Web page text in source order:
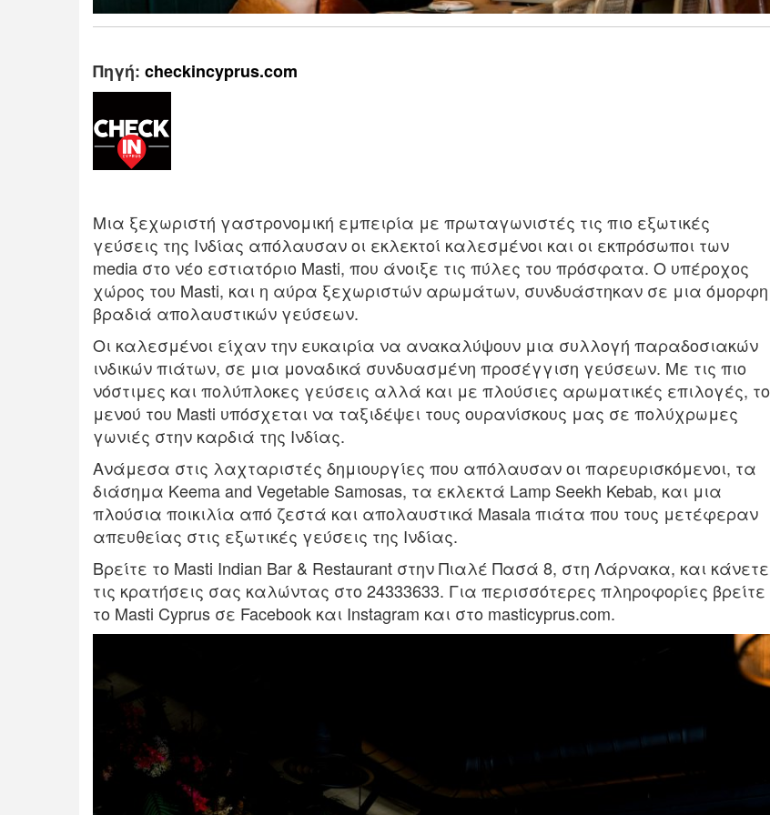
Πηγή: checkincyprus.com
Μια ξεχωριστή γαστρονομική εμπειρία με πρωταγωνιστές τις πιο εξωτικές
γεύσεις της Ινδίας απόλαυσαν οι εκλεκτοί καλεσμένοι και οι εκπρόσωποι των
media στο νέο εστιατόριο Masti, που άνοιξε τις πύλες του πρόσφατα. O υπέροχος
χώρος του Masti, και η αύρα ξεχωριστών αρωμάτων, συνδυάστηκαν σε μια όμορφη
βραδιά απολαυστικών γεύσεων.
Οι καλεσμένοι είχαν την ευκαιρία να ανακαλύψουν μια συλλογή παραδοσιακών
ινδικών πιάτων, σε μια μοναδικά συνδυασμένη προσέγγιση γεύσεων. Με τις πιο
νόστιμες και πολύπλοκες γεύσεις αλλά και με πλούσιες αρωματικές επιλογές, το
μενού του Masti υπόσχεται να ταξιδέψει τους ουρανίσκους μας σε πολύχρωμες
γωνιές στην καρδιά της Ινδίας.
Ανάμεσα στις λαχταριστές δημιουργίες που απόλαυσαν οι παρευρισκόμενοι, τα
διάσημα Κeema and Vegetable Samosas, τα εκλεκτά Lamp Seekh Kebab, και μια
πλούσια ποικιλία από ζεστά και απολαυστικά Masala πιάτα που τους μετέφεραν
απευθείας στις εξωτικές γεύσεις της Ινδίας.
Βρείτε το Masti Indian Bar & Restaurant στην Πιαλέ Πασά 8, στη Λάρνακα, και κάνετε
τις κρατήσεις σας καλώντας στο 24333633. Για περισσότερες πληροφορίες βρείτε
το Μasti Cyprus σε Facebook και Instagram και στο masticyprus.com.